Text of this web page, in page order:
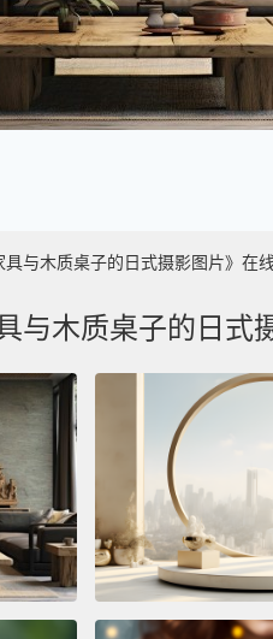
与木质桌子的日式摄影图片》
与木质桌子的日式